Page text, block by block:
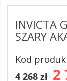
INVICTA
SZARY
Kod
2
4 268 zł